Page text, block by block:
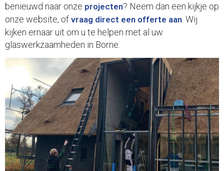
benieuwd naar onze projecten? Neem dan een kijkje op
onze website, of vraag direct een offerte aan . Wij
kijken ernaar uit om u te helpen met al uw
glaswerkzaamheden in Borne.